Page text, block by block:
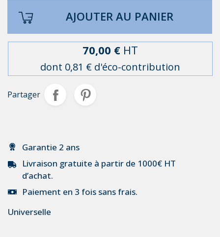
AJOUTER AU PANIER
70,00 € HT
dont 0,81 € d'éco-contribution
Partager
Garantie 2 ans
Livraison gratuite à partir de 1000€ HT
d’achat.
Paiement en 3 fois sans frais.
Universelle